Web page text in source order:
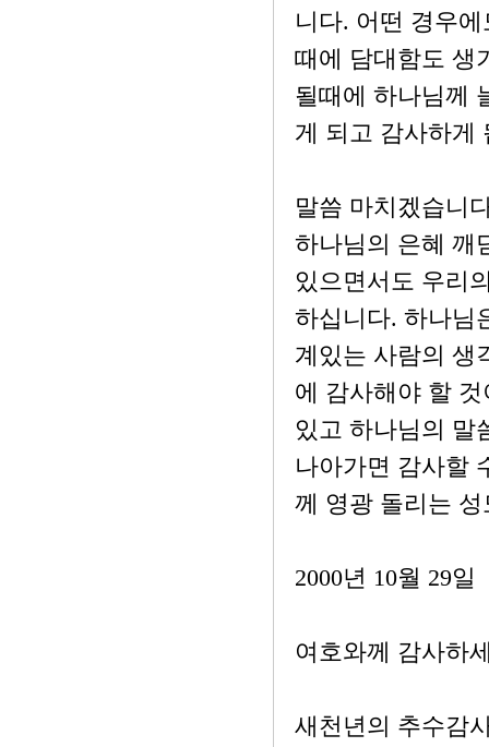
니다. 어떤 경우
때에 담대함도 생
될때에 하나님께
게 되고 감사하게
말씀 마치겠습니
하나님의 은혜 깨
있으면서도 우리
하십니다. 하나님
계있는 사람의 생
에 감사해야 할
있고 하나님의 말
나아가면 감사할
께 영광 돌리는
2000년 10월 29일
여호와께 감사하
새천년의 추수감